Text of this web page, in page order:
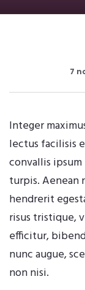
7
Integer
lectus facilisis
convallis
turpis. Aenean
hendrerit
risus tristique,
efficitur,
nunc augue,
non nisi.